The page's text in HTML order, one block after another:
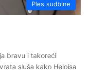
Ples sudbine
bravu i takoreći
sluša kako Heloísa